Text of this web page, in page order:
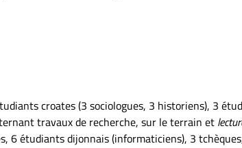
croates (3 sociologues, 3 historiens), 3
travaux de recherche, sur le terrain et
6 étudiants dijonnais (informaticiens), 3